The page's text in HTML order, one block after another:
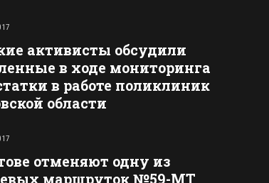
активисты обсудили
в ходе мониторинга
в работе поликлиник
области
отменяют одну из
маршруток №59-МТ